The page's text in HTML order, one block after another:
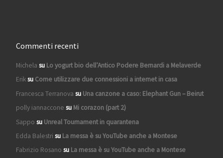
Commenti recenti
Michela su Lo yogurt bio dell’Antico Podere Bernardi a Melaverde
Eriksu Come utilizzare due connessioni a internet in casa
Francesca Terranova su Una canzone a caso: Elephant Gun – Beirut
polly iannaccone su Mi corazon (part 2)
Sappo su Unreal Tournament in quarantena
Edda Balestri su La messa è su YouTube anche a Montese
Fabrizio Rosano su La messa è su YouTube anche a Montese